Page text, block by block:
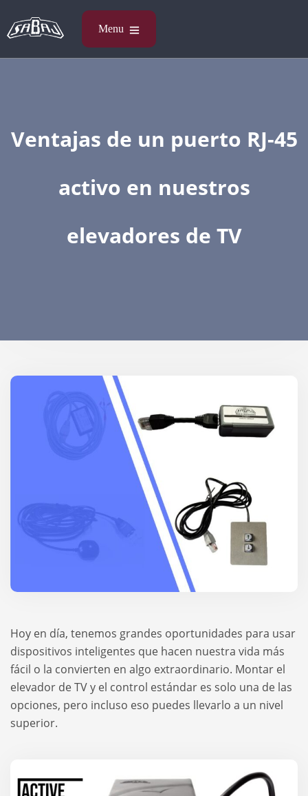
Ventajas de un puerto RJ-45
activo en nuestros
elevadores de TV
Hoy en día, tenemos grandes oportunidades para usar
dispositivos inteligentes que hacen nuestra vida más
fácil o la convierten en algo extraordinario. Montar el
elevador de TV y el control estándar es solo una de las
opciones, pero incluso eso puedes llevarlo a un nivel
superior.